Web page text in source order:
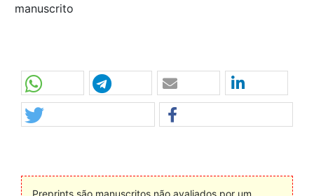
manuscrito
Preprints são manuscritos não avaliados por um